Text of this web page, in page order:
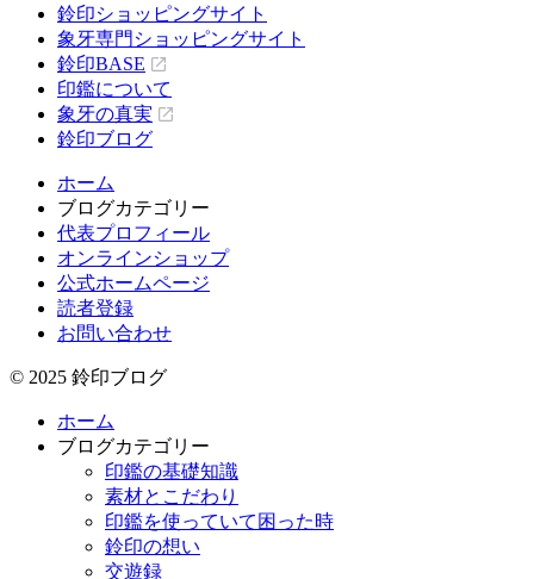
鈴印ショッピングサイト
象牙専門ショッピングサイト
鈴印BASE
印鑑について
象牙の真実
鈴印ブログ
ホーム
ブログカテゴリー
代表プロフィール
オンラインショップ
公式ホームページ
読者登録
お問い合わせ
© 2025 鈴印ブログ
ホーム
ブログカテゴリー
印鑑の基礎知識
素材とこだわり
印鑑を使っていて困った時
鈴印の想い
交遊録